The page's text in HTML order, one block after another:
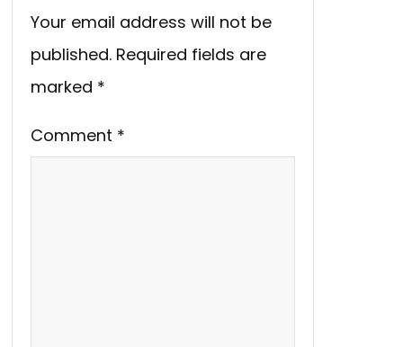
Your email address will not be
published. Required fields are
marked *
Comment *